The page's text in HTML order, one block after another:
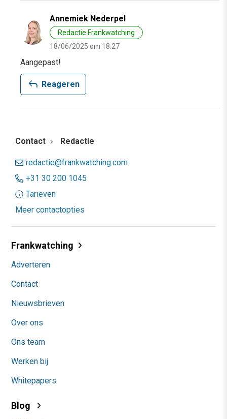
Annemiek Nederpel
Redactie Frankwatching
18/06/2025 om 18:27
Aangepast!
reply Reageren
Contact Redactie
redactie@frankwatching.com
+31 30 200 1045
Tarieven
Meer contactopties
Frankwatching
Adverteren
Contact
Nieuwsbrieven
Over ons
Ons team
Werken bij
Whitepapers
Blog